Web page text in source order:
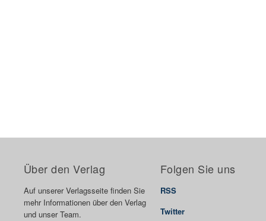
Über den Verlag
Auf unserer Verlagsseite finden Sie
mehr Informationen über den Verlag
und unser Team.
Folgen Sie uns
RSS
Twitter